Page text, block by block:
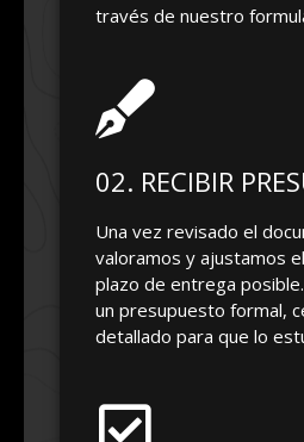
través de nuestro
02. RECIBIR
Una vez revisado el
valoramos y ajustamos
plazo de entrega
un presupuesto formal,
detallado para que lo